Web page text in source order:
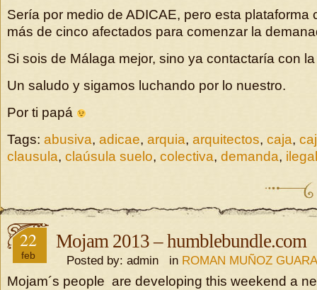
Sería por medio de ADICAE, pero esta plataforma
más de cinco afectados para comenzar la
Si sois de Málaga mejor, sino ya contactaría con
Un saludo y sigamos luchando por lo nuestro.
Por ti papá
Tags: abusiva, adicae, arquia, arquitectos, caja,
clausula, claúsula suelo, colectiva, demanda, ilegal
22
feb
Mojam 2013 – humblebundle.com
Posted by: admin in ROMAN MUÑOZ
Mojam´s people are developing this weekend a